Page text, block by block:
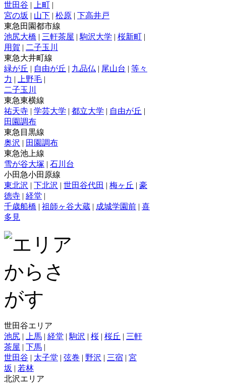
世田谷 | 上町 |
宮の坂 | 山下 | 松原 | 下高井戸
東急田園都市線
池尻大橋 | 三軒茶屋 | 駒沢大学 | 桜新町 |
用賀 | 二子玉川
東急大井町線
緑が丘 | 自由が丘 | 九品仏 | 尾山台 | 等々
力 | 上野毛 |
二子玉川
東急東横線
祐天寺 | 学芸大学 | 都立大学 | 自由が丘 |
田園調布
東急目黒線
奥沢 | 田園調布
東急池上線
雪が谷大塚 | 石川台
小田急小田原線
東北沢 | 下北沢 | 世田谷代田 | 梅ヶ丘 | 豪
徳寺 | 経堂 |
千歳船橋 | 祖師ヶ谷大蔵 | 成城学園前 | 喜
多見
世田谷エリア
池尻 | 上馬 | 経堂 | 駒沢 | 桜 | 桜丘 | 三軒
茶屋 | 下馬 |
世田谷 | 太子堂 | 弦巻 | 野沢 | 三宿 | 宮
坂 | 若林
北沢エリア